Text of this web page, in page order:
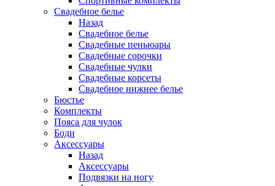
Свадебное белье
Назад
Свадебное белье
Свадебные пеньюары
Свадебные сорочки
Свадебные чулки
Свадебные корсеты
Свадебное нижнее белье
Бюстье
Комплекты
Пояса для чулок
Боди
Аксессуары
Назад
Аксессуары
Подвязки на ногу